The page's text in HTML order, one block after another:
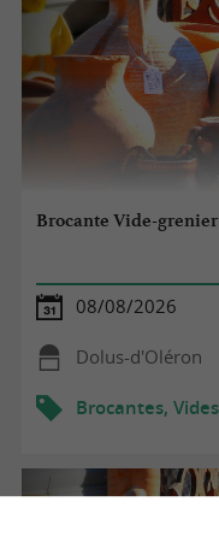
Brocante Vide-
08/08/2026
Dolus-d'Oléron
Brocantes,